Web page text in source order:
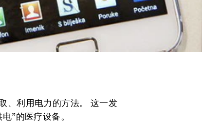
、利用电力的方法。 这一发
”的医疗设备。